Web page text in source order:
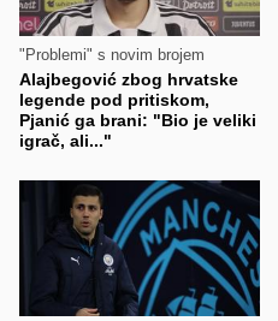
"Problemi" s novim brojem
Alajbegović zbog hrvatske
legende pod pritiskom,
Pjanić ga brani: "Bio je veliki
igrač, ali..."